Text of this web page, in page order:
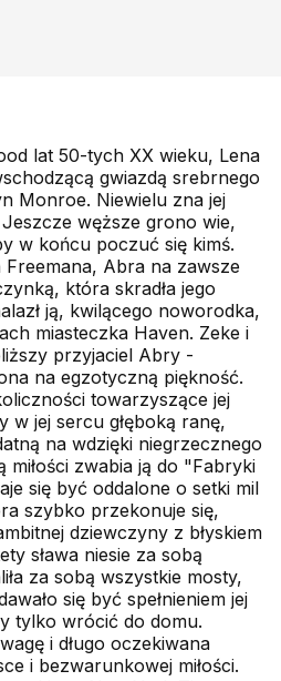
lat 50-tych XX wieku, Lena
gwiazdą srebrnego
Monroe. Niewielu zna jej
węższe grono wie,
w końcu poczuć się kimś.
Freemana, Abra na zawsze
która skradła jego
ją, kwilącego noworodka,
miasteczka Haven. Zeke i
przyjaciel Abry -
na egzotyczną piękność.
towarzyszące jej
w jej sercu głęboką ranę,
na wdzięki niegrzecznego
miłości zwabia ją do "Fabryki
się być oddalone o setki mil
szybko przekonuje się,
dziewczyny z błyskiem
sława niesie za sobą
za sobą wszystkie mosty,
się być spełnieniem jej
tylko wrócić do domu.
i długo oczekiwana
i bezwarunkowej miłości.